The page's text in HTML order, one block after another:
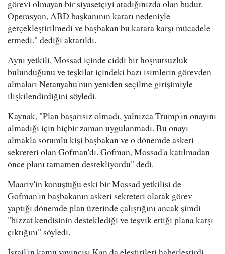
görevi olmayan bir siyasetçiyi atadığınızda olan budur.
Operasyon, ABD başkanının kararı nedeniyle
gerçekleştirilmedi ve başbakan bu karara karşı mücadele
etmedi." dediği aktarıldı.
Aynı yetkili, Mossad içinde ciddi bir hoşnutsuzluk
bulunduğunu ve teşkilat içindeki bazı isimlerin görevden
almaları Netanyahu'nun yeniden seçilme girişimiyle
ilişkilendirdiğini söyledi.
Kaynak, "Plan başarısız olmadı, yalnızca Trump'ın onayını
almadığı için hiçbir zaman uygulanmadı. Bu onayı
almakla sorumlu kişi başbakan ve o dönemde askeri
sekreteri olan Gofman'dı. Gofman, Mossad'a katılmadan
önce planı tamamen destekliyordu" dedi.
Maariv'in konuştuğu eski bir Mossad yetkilisi de
Gofman'ın başbakanın askeri sekreteri olarak görev
yaptığı dönemde plan üzerinde çalıştığını ancak şimdi
"bizzat kendisinin desteklediği ve teşvik ettiği plana karşı
çıktığını" söyledi.